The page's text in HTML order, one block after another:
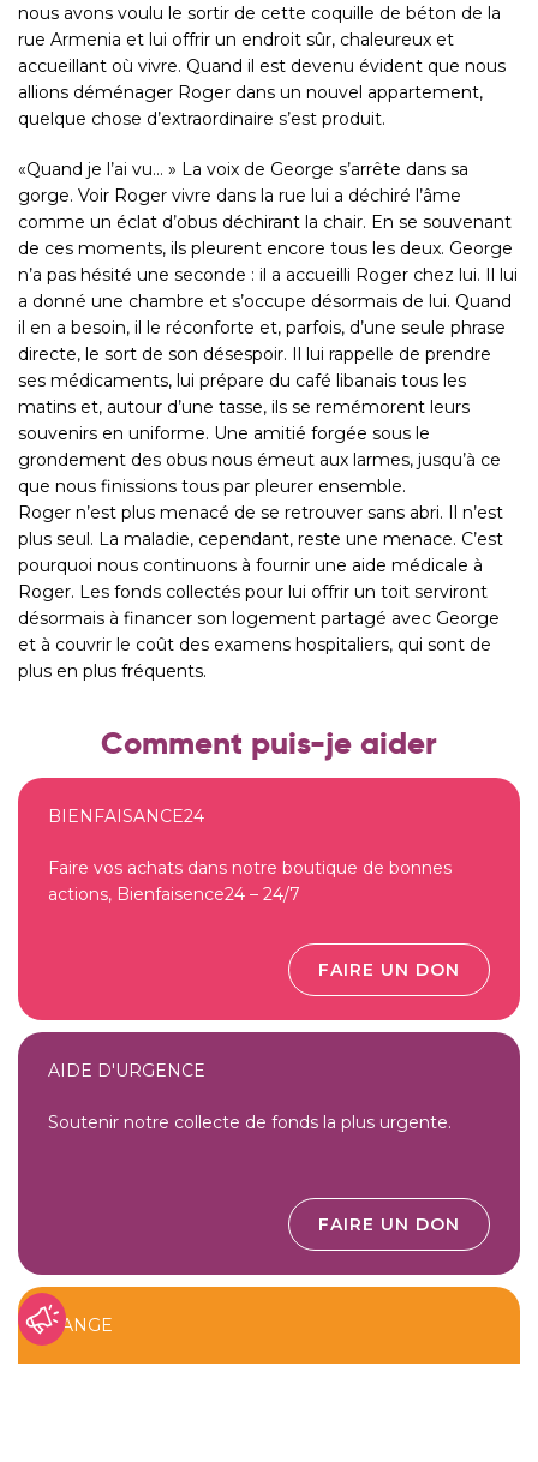
nous avons voulu le sortir de cette coquille de béton de la
rue Armenia et lui offrir un endroit sûr, chaleureux et
accueillant où vivre. Quand il est devenu évident que nous
allions déménager Roger dans un nouvel appartement,
quelque chose d’extraordinaire s’est produit.
«Quand je l’ai vu… » La voix de George s’arrête dans sa
gorge. Voir Roger vivre dans la rue lui a déchiré l’âme
comme un éclat d’obus déchirant la chair. En se souvenant
de ces moments, ils pleurent encore tous les deux. George
n’a pas hésité une seconde : il a accueilli Roger chez lui. Il lui
a donné une chambre et s’occupe désormais de lui. Quand
il en a besoin, il le réconforte et, parfois, d’une seule phrase
directe, le sort de son désespoir. Il lui rappelle de prendre
ses médicaments, lui prépare du café libanais tous les
matins et, autour d’une tasse, ils se remémorent leurs
souvenirs en uniforme. Une amitié forgée sous le
grondement des obus nous émeut aux larmes, jusqu’à ce
que nous finissions tous par pleurer ensemble.
Roger n’est plus menacé de se retrouver sans abri. Il n’est
plus seul. La maladie, cependant, reste une menace. C’est
pourquoi nous continuons à fournir une aide médicale à
Roger. Les fonds collectés pour lui offrir un toit serviront
désormais à financer son logement partagé avec George
et à couvrir le coût des examens hospitaliers, qui sont de
plus en plus fréquents.
Comment puis-je aider
BIENFAISANCE24
Faire vos achats dans notre boutique de bonnes
actions, Bienfaisence24 – 24/7
FAIRE UN DON
AIDE D'URGENCE
Soutenir notre collecte de fonds la plus urgente.
FAIRE UN DON
L'ANGE